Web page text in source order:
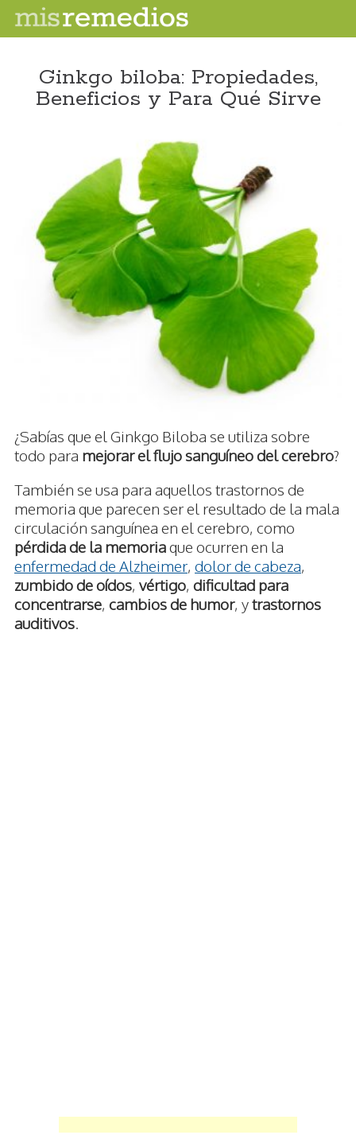
Ginkgo biloba: Propiedades,
Beneficios y Para Qué Sirve
¿Sabías que el Ginkgo Biloba se utiliza sobre
todo para mejorar el flujo sanguíneo del cerebro?
También se usa para aquellos trastornos de
memoria que parecen ser el resultado de la mala
circulación sanguínea en el cerebro, como
pérdida de la memoriaque ocurren en la
enfermedad de Alzheimer, dolor de cabeza,
zumbido de oídos, vértigo, dificultad para
concentrarse, cambios de humor, ytrastornos
auditivos